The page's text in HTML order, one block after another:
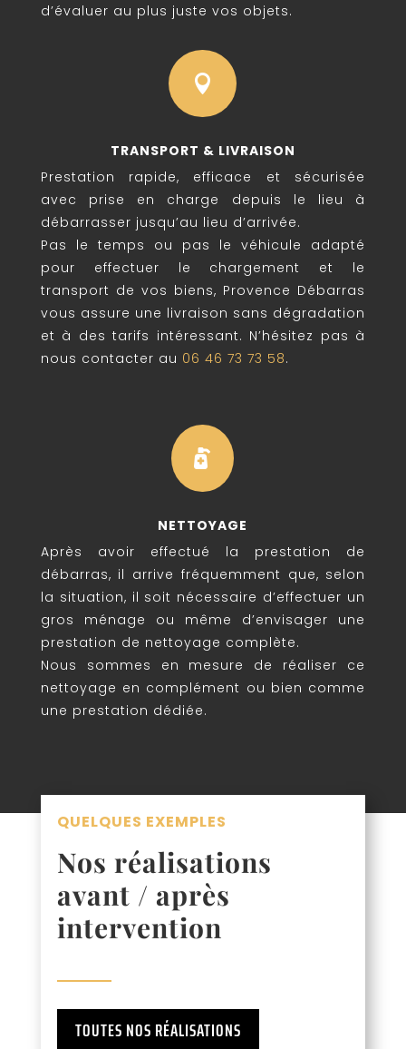
d’évaluer au plus juste vos objets.

TRANSPORT & LIVRAISON
Prestation rapide, efficace et sécurisée
avec prise en charge depuis le lieu à
débarrasser jusqu’au lieu d’arrivée.
Pas le temps ou pas le véhicule adapté
pour effectuer le chargement et le
transport de vos biens, Provence Débarras
vous assure une livraison sans dégradation
et à des tarifs intéressant. N’hésitez pas à
nous contacter au 06 46 73 73 58.

NETTOYAGE
Après avoir effectué la prestation de
débarras, il arrive fréquemment que, selon
la situation, il soit nécessaire d’effectuer un
gros ménage ou même d’envisager une
prestation de nettoyage complète.
Nous sommes en mesure de réaliser ce
nettoyage en complément ou bien comme
une prestation dédiée.
QUELQUES EXEMPLES
Nos réalisations
avant / après
intervention
TOUTES NOS RÉALISATIONS